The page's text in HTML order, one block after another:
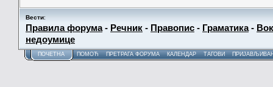
Вести:
Правила форума- Речник - Правопис - Граматика-
недоумице
ПОЧЕТНА ПОМОЋ ПРЕТРАГА ФОРУМА КАЛЕНДАР ТАГОВИ